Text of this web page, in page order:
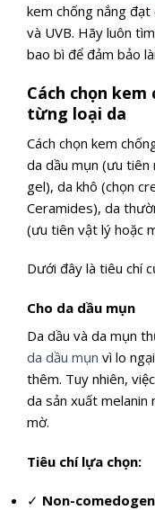
kem chống nắng đạt
và UVB. Hãy luôn
bao bì để đảm bảo
Cách chọn kem
từng loại da
Cách chọn kem
da dầu mụn (ưu
gel), da khô (chọn
Ceramides), da
(ưu tiên vật lý hoặc
Dưới đây là tiêu chí
Cho da dầu mụn
Da dầu và da mụn
da dầu mụn vì lo
thêm. Tuy nhiên,
da sản xuất melanin
mờ.
Tiêu chí lựa chọn:
✓ Non-